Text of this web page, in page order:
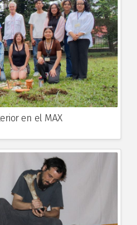
en el MAX